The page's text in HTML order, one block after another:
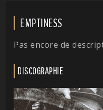
EMPTINESS
Pas encore de
DISCOGRAPHIE